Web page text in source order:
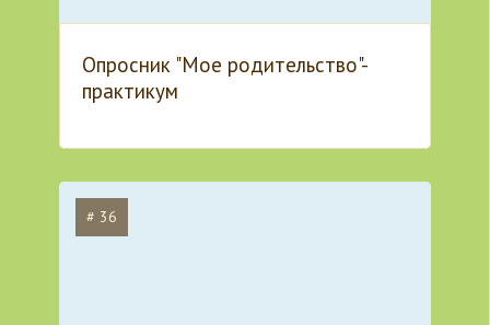
Опросник "Мое родительство"-
практикум
# 36